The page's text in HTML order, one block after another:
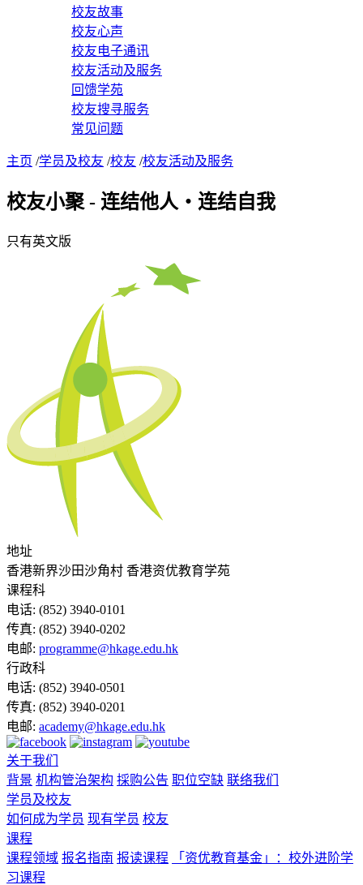
校友故事
校友心声
校友电子通讯
校友活动及服务
回馈学苑
校友搜寻服务
常见问题
主页 /学员及校友 /校友 /校友活动及服务
校友小聚 - 连结他人・连结自我
只有英文版
地址
香港新界沙田沙角村 香港资优教育学苑
课程科
电话: (852) 3940-0101
传真: (852) 3940-0202
电邮: programme@hkage.edu.hk
行政科
电话: (852) 3940-0501
传真: (852) 3940-0201
电邮: academy@hkage.edu.hk
关于我们
背景 机构管治架构 採购公告 职位空缺 联络我们
学员及校友
如何成为学员 现有学员 校友
课程
课程领域 报名指南 报读课程
「资优教育基金」：校外进阶学
习课程